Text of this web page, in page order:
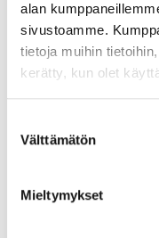
alan
sivustoamme.
tietoja muihin
kerätty, kun olet
valinta
Välttämätön
Mieltymykset
Helsingin yliopiston
oikeustieteellisen
kustannuksella